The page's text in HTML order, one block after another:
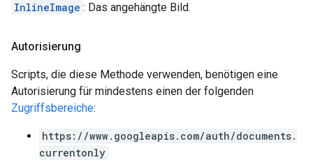
InlineImage : Das angehängte Bild.
Autorisierung
Scripts, die diese Methode verwenden, benötigen eine
Autorisierung für mindestens einen der folgenden
Zugriffsbereiche:
https://www.googleapis.com/auth/documents.
currentonly